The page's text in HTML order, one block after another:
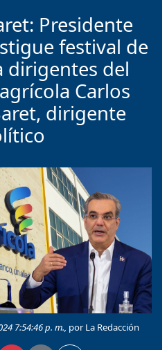
Presidente
festival de
dirigentes del
Carlos
dirigente
7:54:46 p. m., por La Redacción